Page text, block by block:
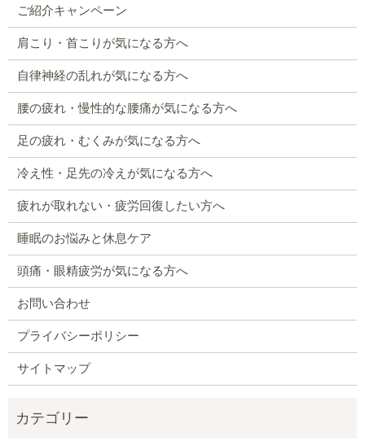
ご紹介キャンペーン
肩こり・首こりが気になる方へ
自律神経の乱れが気になる方へ
腰の疲れ・慢性的な腰痛が気になる方へ
足の疲れ・むくみが気になる方へ
冷え性・足先の冷えが気になる方へ
疲れが取れない・疲労回復したい方へ
睡眠のお悩みと休息ケア
頭痛・眼精疲労が気になる方へ
お問い合わせ
プライバシーポリシー
サイトマップ